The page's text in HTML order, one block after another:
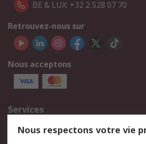
BE & LUX: +32 2 528 07 70
Retrouvez-nous sur
Nous acceptons
Services
750.000 produits
2.500
Nous respectons votre vie